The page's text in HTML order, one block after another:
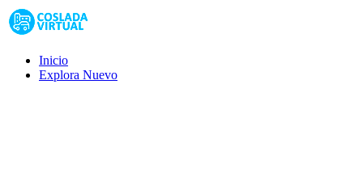
Inicio
Explora Nuevo